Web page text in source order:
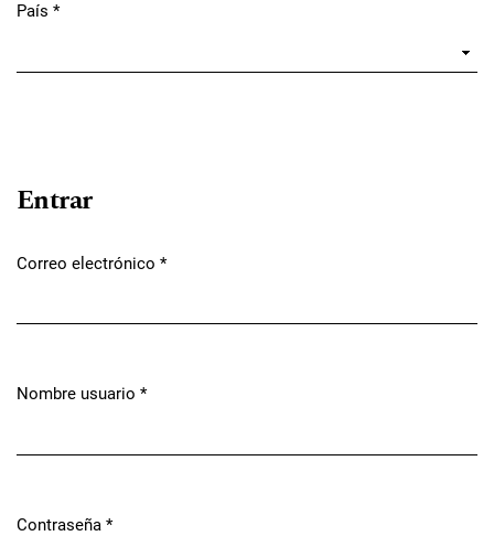
País *
Entrar
Correo electrónico *
Nombre usuario *
Contraseña *